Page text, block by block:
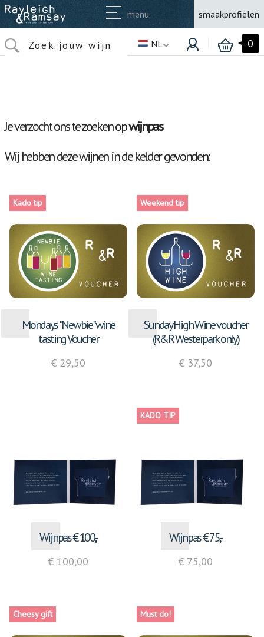
menu smaakprofielen
NL 0
Je verzocht ons te zoeken opwijnpas
Wij hebben deze wijnen in de kelder gevonden:
Kado tip
Mondays "Newbie" wine
tasting Voucher
€ 29,50
Weekend tip
Sunday High Wine voucher
(R&R Westerpark only)
€ 37,50
Wijnpas € 100,-
€ 100,00
KADO TIP
Wijnpas € 75,-
€ 75,00
Cheesy gift Must do!